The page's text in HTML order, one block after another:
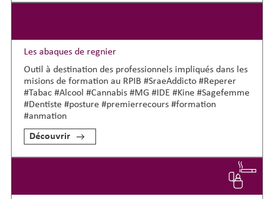
Les abaques de regnier
Outil à destination des professionnels impliqués dans les
misions de formation au RPIB #SraeAddicto #Reperer
#Tabac #Alcool #Cannabis #MG #IDE #Kine #Sagefemme
#Dentiste #posture #premierrecours #formation
#anmation
Découvrir